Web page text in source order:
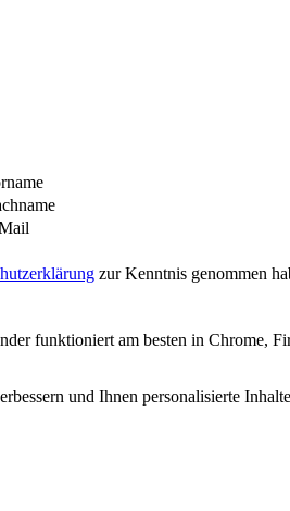
zur Kenntnis genommen
funktioniert am besten in Chrome,
und Ihnen personalisierte